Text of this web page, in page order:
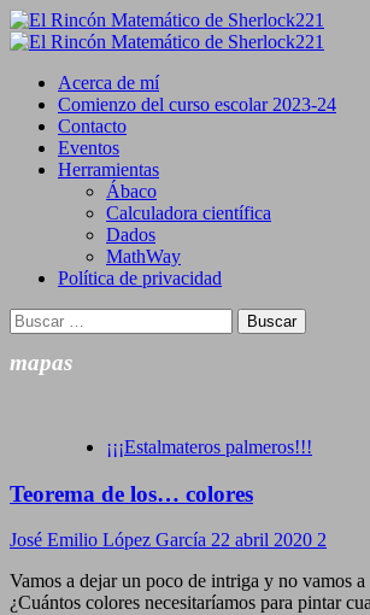
Saltar
al
Primary
Acerca de mí
Comienzo del curso escolar 2023-24
Contacto
Eventos
Herramientas
Ábaco
Calculadora científica
Dados
MathWay
Política de privacidad
Buscar:
mapas
¡¡¡Estalmateros palmeros!!!
Teorema de los… colores
José Emilio López García 22 abril 2020 2
Vamos a dejar un poco de intriga y no vamos a
¿Cuántos colores necesitaríamos para pintar